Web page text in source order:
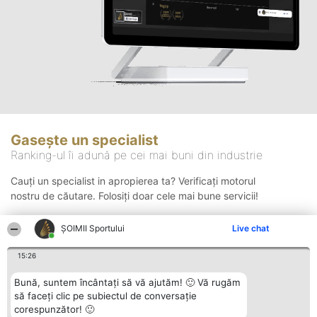
ȘOIMII Sportului Live chat
15:26
Bună, suntem încântați să vă ajutăm! 🙂 Vă rugăm
să faceți clic pe subiectul de conversație
corespunzător! 🙂
Gasește un specialist
Ranking-ul îi adună pe cei mai buni din industrie
Cauți un specialist in apropierea ta? Verificați motorul
nostru de căutare. Folosiți doar cele mai bune servicii!